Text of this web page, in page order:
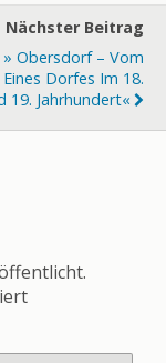
Nächster Beitrag
Obersdorf – Vom
Dorfes Im 18.
19. Jahrhundert«